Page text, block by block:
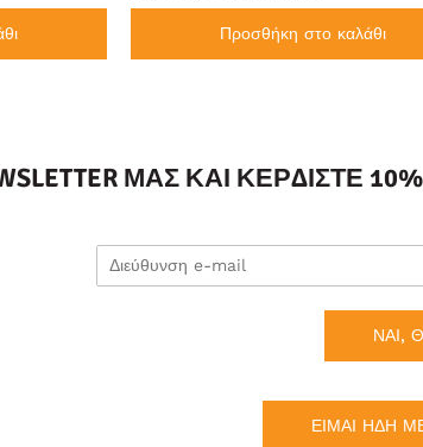
Προσθήκη στο καλάθι
ΜΑΣ ΚΑΙ
ΝΑΙ,
ΕΙΜΑΙ ΗΔΗ